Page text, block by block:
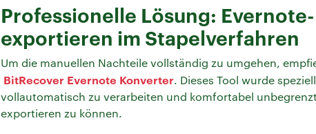
Professionelle Lösung:
exportieren im Stapelverfahren
Um die manuellen Nachteile vollständig zu umgehen,
BitRecover Evernote Konverter. Dieses Tool wurde
vollautomatisch zu verarbeiten und komfortabel
exportieren zu können.